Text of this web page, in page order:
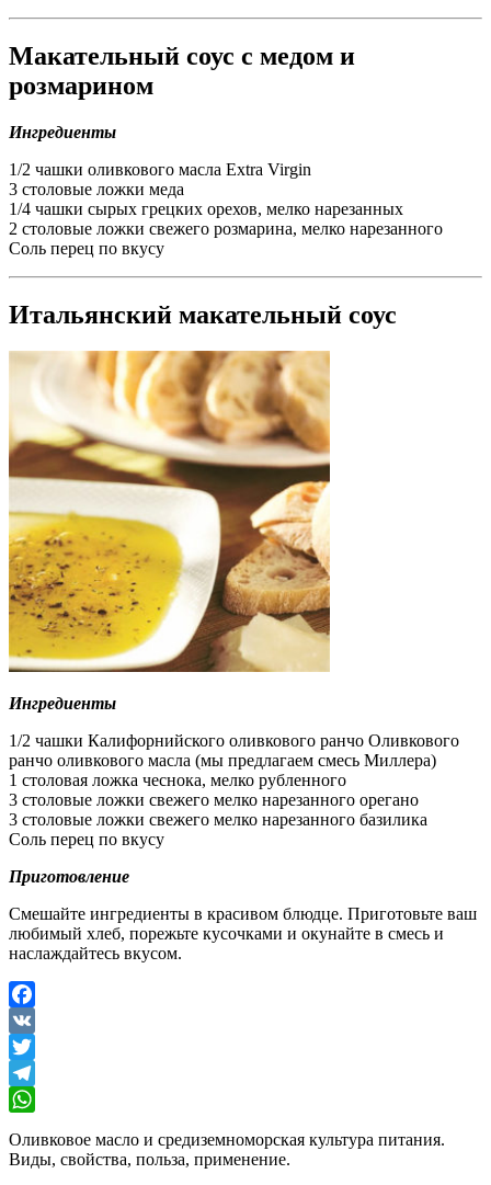
Макательный соус с медом и
розмарином
Ингредиенты
1/2 чашки оливкового масла Extra Virgin
3 столовые ложки меда
1/4 чашки сырых грецких орехов, мелко нарезанных
2 столовые ложки свежего розмарина, мелко нарезанного
Соль перец по вкусу
Итальянский макательный соус
Ингредиенты
1/2 чашки Калифорнийского оливкового ранчо Оливкового
ранчо оливкового масла (мы предлагаем смесь Миллера)
1 столовая ложка чеснока, мелко рубленного
3 столовые ложки свежего мелко нарезанного орегано
3 столовые ложки свежего мелко нарезанного базилика
Соль перец по вкусу
Приготовление
Смешайте ингредиенты в красивом блюдце. Приготовьте ваш
любимый хлеб, порежьте кусочками и окунайте в смесь и
наслаждайтесь вкусом.
Facebook
VK
Twitter
Telegram
Оливковое масло и средиземноморская культура питания.
Виды, свойства, польза, применение.